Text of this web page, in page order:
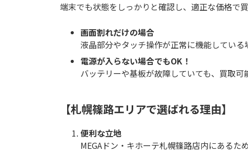
端末でも状態をしっかりと確認し、適正な価格で買
画面割れだけの場合
液晶部分やタッチ操作が正常に機能している
電源が入らない場合でもOK！
バッテリーや基板が故障していても、買取可
【札幌篠路エリアで選ばれる理由】
便利な立地
MEGAドン・キホーテ札幌篠路店内にあるた